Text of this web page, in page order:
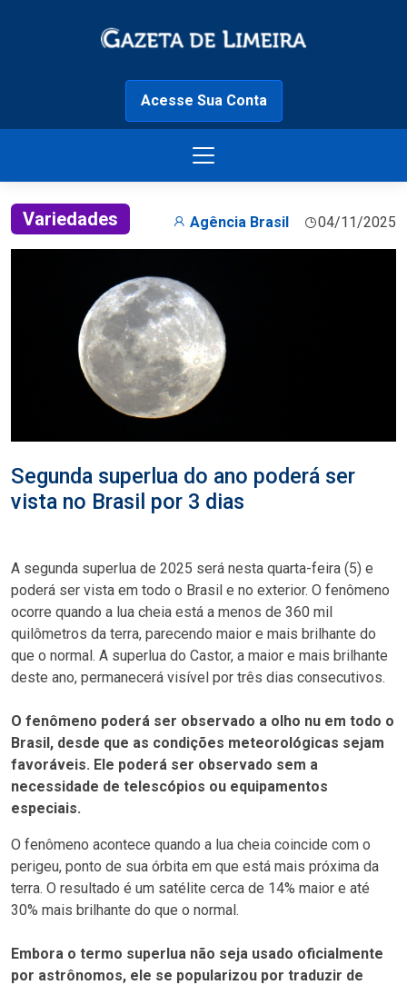
Acesse Sua Conta
Variedades Agência Brasil 04/11/2025
Segunda superlua do ano poderá ser
vista no Brasil por 3 dias
A segunda superlua de 2025 será nesta quarta-feira (5) e
poderá ser vista em todo o Brasil e no exterior. O fenômeno
ocorre quando a lua cheia está a menos de 360 mil
quilômetros da terra, parecendo maior e mais brilhante do
que o normal. A superlua do Castor, a maior e mais brilhante
deste ano, permanecerá visível por três dias consecutivos.
O fenômeno poderá ser observado a olho nu em todo o
Brasil, desde que as condições meteorológicas sejam
favoráveis. Ele poderá ser observado sem a
necessidade de telescópios ou equipamentos
especiais.
O fenômeno acontece quando a lua cheia coincide com o
perigeu, ponto de sua órbita em que está mais próxima da
terra. O resultado é um satélite cerca de 14% maior e até
30% mais brilhante do que o normal.
Embora o termo superlua não seja usado oficialmente
por astrônomos, ele se popularizou por traduzir de